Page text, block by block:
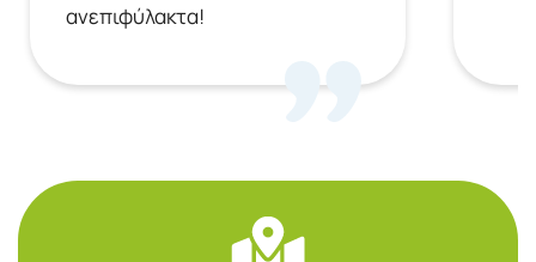
ανεπιφύλακτα!